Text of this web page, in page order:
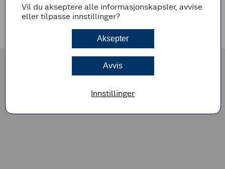
Det er ingen avvikende åpningstider i nærmeste fremtid
VEIBESKRIVELSE
Vil du akseptere alle informasjonskapsler, avvise
eller tilpasse innstillinger?
Aksepter
Avvis
Innstillinger